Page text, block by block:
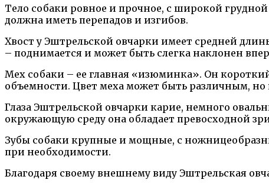
Тело собаки ровное и прочное, с широкой
должна иметь перепадов и изгибов.
Хвост у Эштрельской овчарки имеет средней
– поднимается и может быть слегка наклонен
Мех собаки – ее главная «изюминка». Он
объемности. Цвет меха может быть различным,
Глаза Эштрельской овчарки карие, немного
окружающую среду она обладает превосходной
Зубы собаки крупные и мощные, с
при необходимости.
Благодаря своему внешнему виду Эштрельская